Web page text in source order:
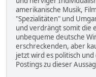
amerikanische Musik,
"Spezialitäten" und
und verdrängt somit die
unbequeme deutsche
erschreckenden, aber
jetzt wird es politisch
Postings zu dieser